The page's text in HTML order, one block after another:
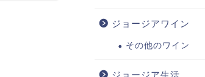
ジョージアワイン
その他のワイン